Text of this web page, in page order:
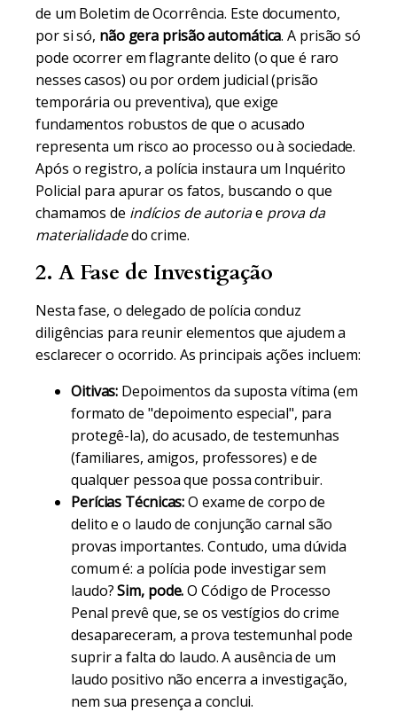
de um Boletim de Ocorrência. Este documento,
por si só, não gera prisão automática. A prisão só
pode ocorrer em flagrante delito (o que é raro
nesses casos) ou por ordem judicial (prisão
temporária ou preventiva), que exige
fundamentos robustos de que o acusado
representa um risco ao processo ou à sociedade.
Após o registro, a polícia instaura um Inquérito
Policial para apurar os fatos, buscando o que
chamamos de indícios de autoriae prova da
materialidadedo crime.
2. A Fase de Investigação
Nesta fase, o delegado de polícia conduz
diligências para reunir elementos que ajudem a
esclarecer o ocorrido. As principais ações incluem:
Oitivas: Depoimentos da suposta vítima (em
formato de "depoimento especial", para
protegê-la), do acusado, de testemunhas
(familiares, amigos, professores) e de
qualquer pessoa que possa contribuir.
Perícias Técnicas:O exame de corpo de
delito e o laudo de conjunção carnal são
provas importantes. Contudo, uma dúvida
comum é: a polícia pode investigar sem
laudo?Sim, pode.O Código de Processo
Penal prevê que, se os vestígios do crime
desapareceram, a prova testemunhal pode
suprir a falta do laudo. A ausência de um
laudo positivo não encerra a investigação,
nem sua presença a conclui.